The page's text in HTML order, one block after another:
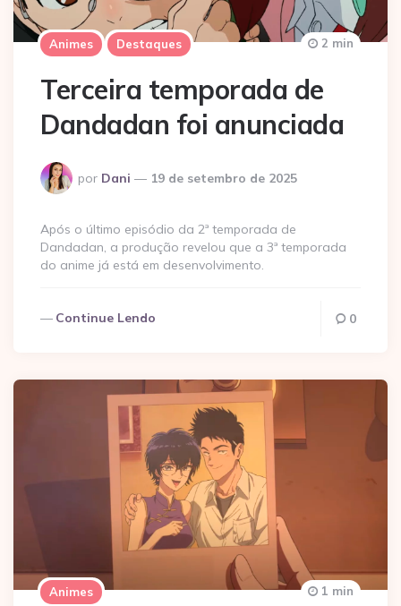
Animes Destaques
Terceira temporada de
Dandadan foi anunciada
Postado
por
por Dani 19 de setembro de 2025
2 min
Após o último episódio da 2ª temporada de
Dandadan, a produção revelou que a 3ª temporada
do anime já está em desenvolvimento.
Continue Lendo 0
Animes 1 min